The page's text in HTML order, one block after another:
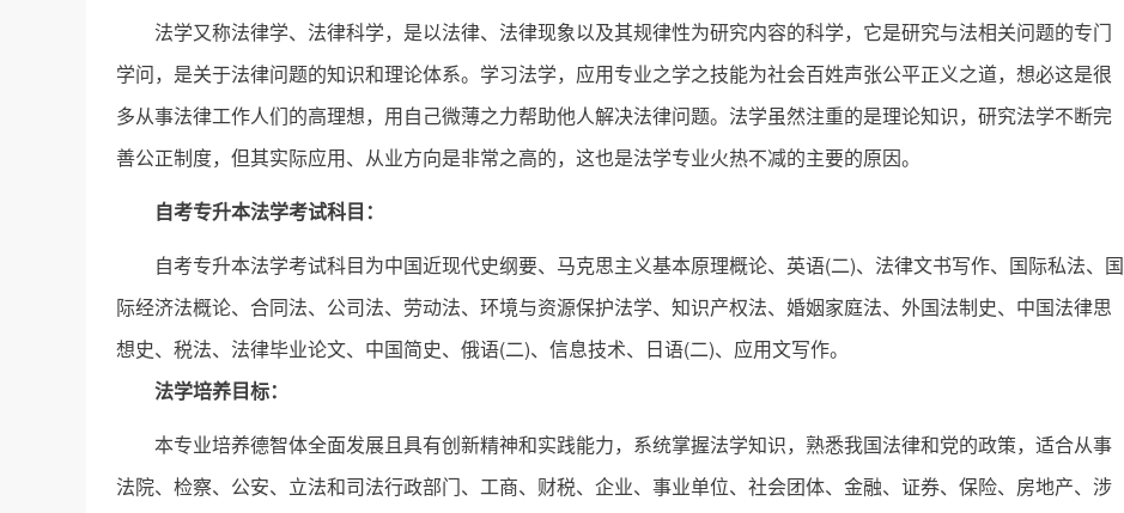
法学又称法律学、法律科学，是以法律、法律现象以及其规律性为研究内容的科学，它是研究与法相关问题的专门
学问，是关于法律问题的知识和理论体系。学习法学，应用专业之学之技能为社会百姓声张公平正义之道，想必这是很
多从事法律工作人们的高理想，用自己微薄之力帮助他人解决法律问题。法学虽然注重的是理论知识，研究法学不断完
善公正制度，但其实际应用、从业方向是非常之高的，这也是法学专业火热不减的主要的原因。
自考专升本法学考试科目：
自考专升本法学考试科目为中国近现代史纲要、马克思主义基本原理概论、英语(二)、法律文书写作、国际私法、国
际经济法概论、合同法、公司法、劳动法、环境与资源保护法学、知识产权法、婚姻家庭法、外国法制史、中国法律思
想史、税法、法律毕业论文、中国简史、俄语(二)、信息技术、日语(二)、应用文写作。
法学培养目标：
本专业培养德智体全面发展且具有创新精神和实践能力，系统掌握法学知识，熟悉我国法律和党的政策，适合从事
法院、检察、公安、立法和司法行政部门、工商、财税、企业、事业单位、社会团体、金融、证券、保险、房地产、涉